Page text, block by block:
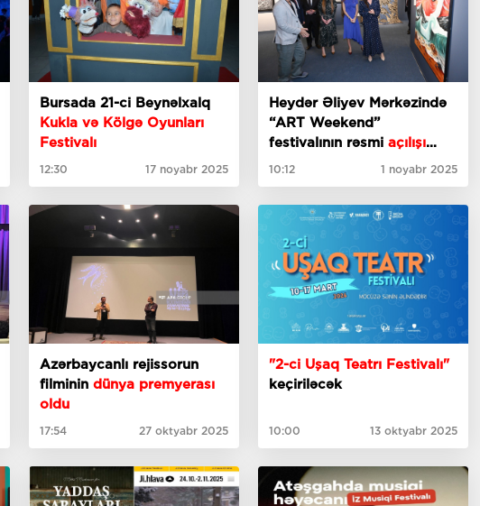
Bursada 21-ci Beynəlxalq
Kukla və Kölgə Oyunları
Festivalı
12:30 17 noyabr 2025
Heydər Əliyev Mərkəzində
“ART Weekend”
festivalının rəsmi açılışı
oldu
10:12 1 noyabr 2025
Azərbaycanlı rejissorun
filminin dünya premyerası
oldu
17:54 27 oktyabr 2025
"2-ci Uşaq Teatrı Festivalı"
keçiriləcək
10:00 13 oktyabr 2025